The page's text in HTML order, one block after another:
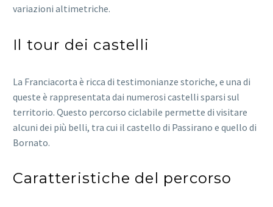
variazioni altimetriche.
Il tour dei castelli
La Franciacorta è ricca di testimonianze storiche, e una di
queste è rappresentata dai numerosi castelli sparsi sul
territorio. Questo percorso ciclabile permette di visitare
alcuni dei più belli, tra cui il castello di Passirano e quello di
Bornato.
Caratteristiche del percorso